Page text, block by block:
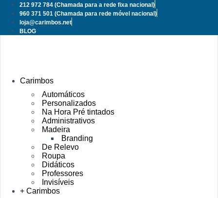
Pular
para
conteúdo
212 972 784 (Chamada para a rede fixa nacional)
960 371 501 (Chamada para rede móvel nacional)
loja@carimbos.net
BLOG
Carimbos
Automáticos
Personalizados
Na Hora Pré tintados
Administrativos
Madeira
Branding
De Relevo
Roupa
Didáticos
Professores
Invisíveis
+ Carimbos